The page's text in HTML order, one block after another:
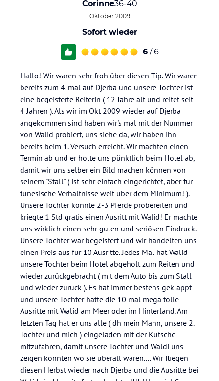
Corinne36-40
Oktober 2009
Sofort wieder
6 / 6
Hallo! Wir waren sehr froh über diesen Tip. Wir waren
bereits zum 4. mal auf Djerba und unsere Tochter ist
eine begeisterte Reiterin ( 12 Jahre alt und reitet seit
4 Jahren ). Als wir im Okt 2009 wieder auf Djerba
angekommen sind haben wir's mal mit der Nummer
von Walid probiert, uns siehe da, wir haben ihn
bereits beim 1. Versuch erreicht. Wir machten einen
Termin ab und er holte uns pünktlich beim Hotel ab,
damit wir uns selber ein Bild machen können von
seinem "Stall" ( ist sehr einfach eingerichtet, aber für
tunesische Verhältnisse weit über dem Minimum! ).
Unsere Tochter konnte 2-3 Pferde probereiten und
kriegte 1 Std gratis einen Ausritt mit Walid! Er machte
uns wirklich einen sehr guten und seriösen Eindruck.
Unsere Tochter war begeistert und wir handelten uns
einen Preis aus für 10 Ausritte. Jedes Mal hat Walid
unsere Tochter beim Hotel abgeholt zum Reiten und
wieder zurückgebracht ( mit dem Auto bis zum Stall
und wieder zurück ). Es hat immer bestens geklappt
und unsere Tochter hatte die 10 mal mega tolle
Ausritte mit Walid am Meer oder im Hinterland. Am
letzten Tag hat er uns alle ( dh mein Mann, unsere 2.
Tochter und mich ) eingeladen mit der Kutsche
mitzufahren, damit unsere Tochter und Waldi uns
zeigen konnten wo sie überall waren.... Wir fliegen
diesen Herbst wieder nach Djerba und die Ausritte bei